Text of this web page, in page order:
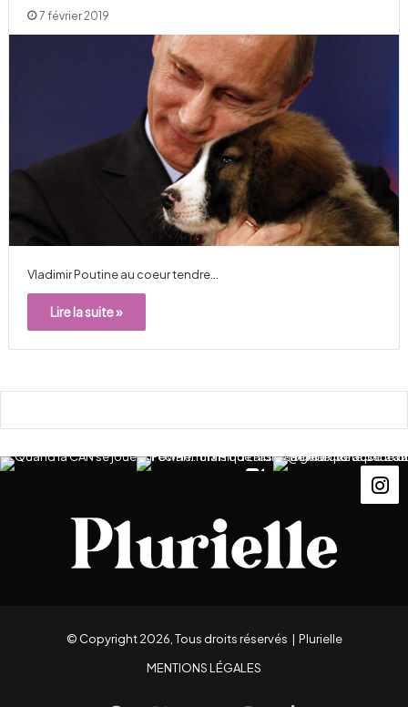
7 février 2019
Vladimir Poutine au coeur tendre...
Lire la suite »
© Copyright 2026, Tous droits réservés | Plurielle
MENTIONS LÉGALES